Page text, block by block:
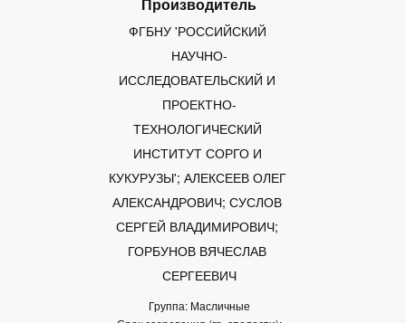
ФГБНУ 'РОССИЙСКИЙ
НАУЧНО-
ИССЛЕДОВАТЕЛЬСКИЙ И
ПРОЕКТНО-
ТЕХНОЛОГИЧЕСКИЙ
ИНСТИТУТ СОРГО И
КУКУРУЗЫ'; АЛЕКСЕЕВ ОЛЕГ
АЛЕКСАНДРОВИЧ; СУСЛОВ
СЕРГЕЙ ВЛАДИМИРОВИЧ;
ГОРБУНОВ ВЯЧЕСЛАВ
СЕРГЕЕВИЧ
Группа: Масличные